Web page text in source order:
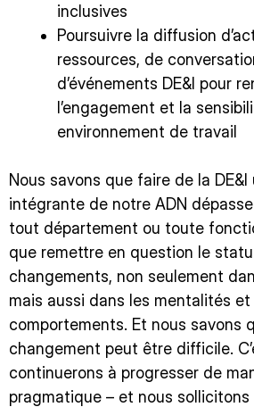
inclusives
Poursuivre la diffusion
ressources, de
d’événements DE&I pour
l’engagement et la
environnement de travail
Nous savons que faire de la
intégrante de notre ADN
tout département ou toute
que remettre en question le
changements, non seulement
mais aussi dans les mentalités et
comportements. Et nous savons
changement peut être difficile.
continuerons à progresser de
pragmatique – et nous